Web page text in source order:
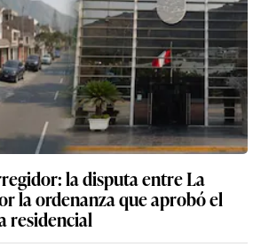
la disputa entre La
la ordenanza que aprobó el
residencial